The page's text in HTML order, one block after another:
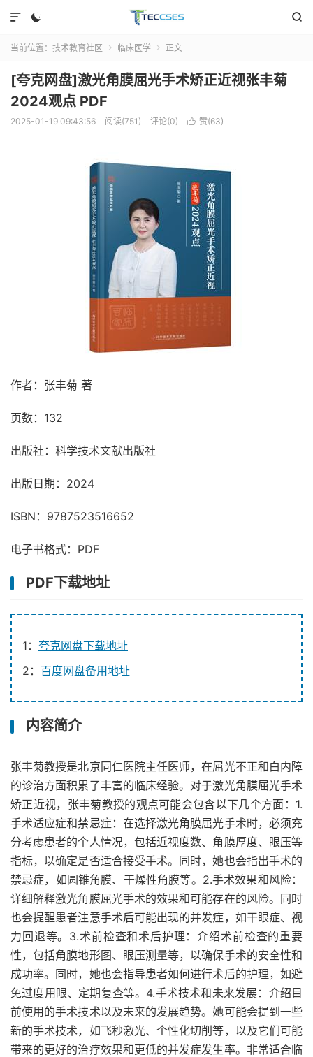
 

当前位置： 技术教育社区  临床医学  正文
[夸克网盘]激光角膜屈光手术矫正近视张丰菊
2024观点 PDF
2025-01-19 09:43:56 阅读(751) 评论(0)  赞(63)
作者：张丰菊 著
页数：132
出版社：科学技术文献出版社
出版日期：2024
ISBN：9787523516652
电子书格式：PDF
PDF下载地址
1： 夸克网盘下载地址
2： 百度网盘备用地址
内容简介
张丰菊教授是北京同仁医院主任医师，在屈光不正和白内障
的诊治方面积累了丰富的临床经验。对于激光角膜屈光手术
矫正近视，张丰菊教授的观点可能会包含以下几个方面：1.
手术适应症和禁忌症：在选择激光角膜屈光手术时，必须充
分考虑患者的个人情况，包括近视度数、角膜厚度、眼压等
指标，以确定是否适合接受手术。同时，她也会指出手术的
禁忌症，如圆锥角膜、干燥性角膜等。2.手术效果和风险：
详细解释激光角膜屈光手术的效果和可能存在的风险。同时
也会提醒患者注意手术后可能出现的并发症，如干眼症、视
力回退等。3.术前检查和术后护理：介绍术前检查的重要
性，包括角膜地形图、眼压测量等，以确保手术的安全性和
成功率。同时，她也会指导患者如何进行术后的护理，如避
免过度用眼、定期复查等。4.手术技术和未来发展：介绍目
前使用的手术技术以及未来的发展趋势。她可能会提到一些
新的手术技术，如飞秒激光、个性化切削等，以及它们可能
带来的更好的治疗效果和更低的并发症发生率。非常适合临